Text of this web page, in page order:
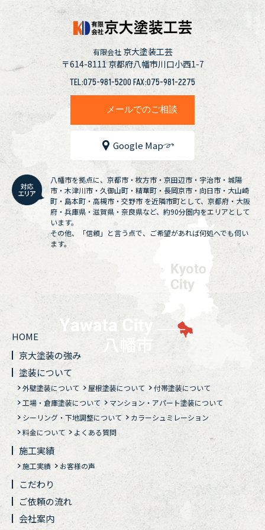
有限会社 京大塗装工芸
〒614-8111京都府八幡市川口小西1-7
TEL:075-981-5200 FAX:075-981-2275
メールでのご相談
Google Map
八幡市を拠点に、京都市・枚方市・京田辺市・宇治市・城陽
市・木津川市・久御山町・精華町・長岡京市・向日市・大山崎
町・島本町・高槻市・交野市 を近隣市町として、京都府・大阪
府・兵庫県・滋賀県・奈良県など、約90分圏内をエリアとして
います。
その他、「信頼」と言う点で、ご希望があれば何処へでも伺い
ます。
HOME
京大塗装の強み
塗装について
外壁塗装について 屋根塗装について
付帯塗装について
工場・倉庫塗装について
マンション・アパート塗装について
シーリング・下地調整について
カラーシュミレーション
料金について
よくある質問
施工実績
施工実績 お客様の声
こだわり
ご依頼の流れ
会社案内